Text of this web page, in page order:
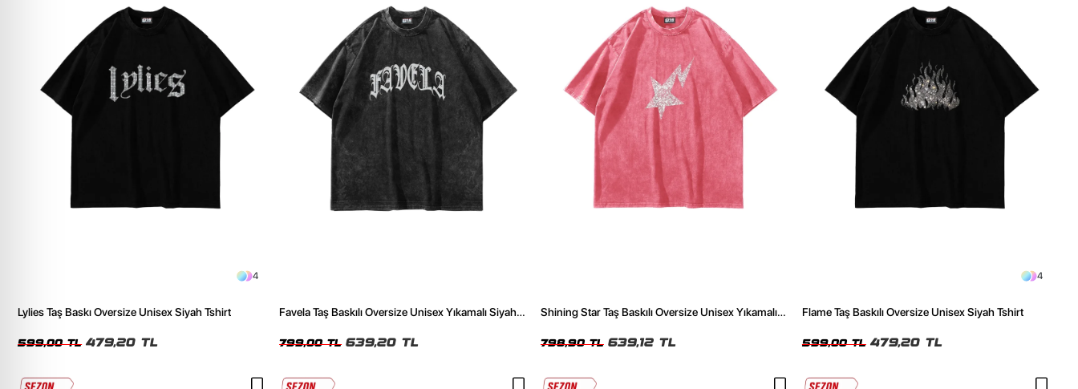
4
Lylies Taş Baskı Oversize Unisex Siyah Tshirt
599,00 TL 479,20 TL
Favela Taş Baskılı Oversize Unisex Yıkamalı Siyah
799,00 TL 639,20 TL
Shining Star Taş Baskılı Oversize Unisex Yıkamalı
798,90 TL 639,12 TL
4
Flame Taş Baskılı Oversize Unisex Siyah Tshirt
599,00 TL 479,20 TL